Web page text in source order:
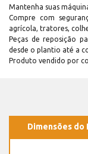
Mantenha suas
Compre com
agrícola, tratores,
Peças de reposição
desde o plantio até a
Produto vendido por
Dimensões do